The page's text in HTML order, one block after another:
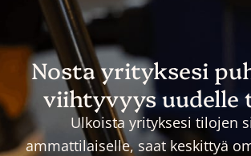
Nosta yrityksesi
viihtyvyys uudelle
Ulkoista yrityksesi tilojen
ammattilaiselle, saat keskittyä